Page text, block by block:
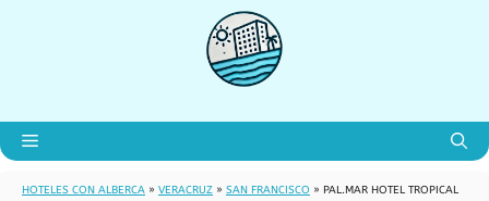
Menú
HOTELES CON ALBERCA » VERACRUZ » SAN FRANCISCO » PAL.MAR HOTEL TROPICAL